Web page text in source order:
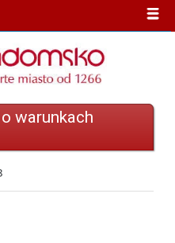
warunkach